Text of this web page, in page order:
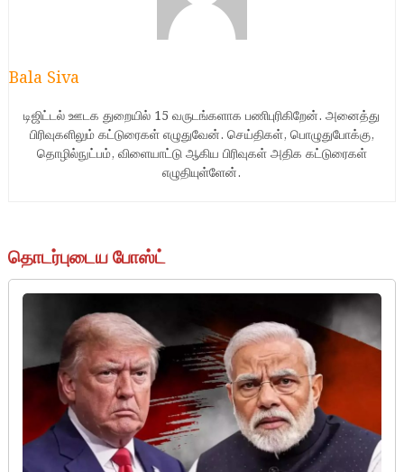
Bala Siva
டிஜிட்டல் ஊடக துறையில் 15 வருடங்களாக பணிபுரிகிறேன். அனைத்து
பிரிவுகளிலும் கட்டுரைகள் எழுதுவேன். செய்திகள், பொழுதுபோக்கு,
தொழில்நுட்பம், விளையாட்டு ஆகிய பிரிவுகள் அதிக கட்டுரைகள்
எழுதியுள்ளேன்.
தொடர்புடைய போஸ்ட்